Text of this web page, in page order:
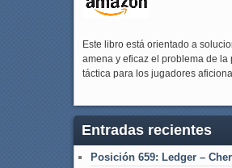
Este libro está orientado a
amena y eficaz el problema de la
táctica para los jugadores
Entradas recientes
Posición 659: Ledger –